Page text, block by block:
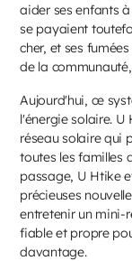
aider ses enfants
se payaient
cher, et ses
de la
Aujourd'hui, ce
l'énergie solaire.
réseau solaire qui
toutes les familles
passage, U Htike
précieuses
entretenir un mini-
fiable et propre
davantage.